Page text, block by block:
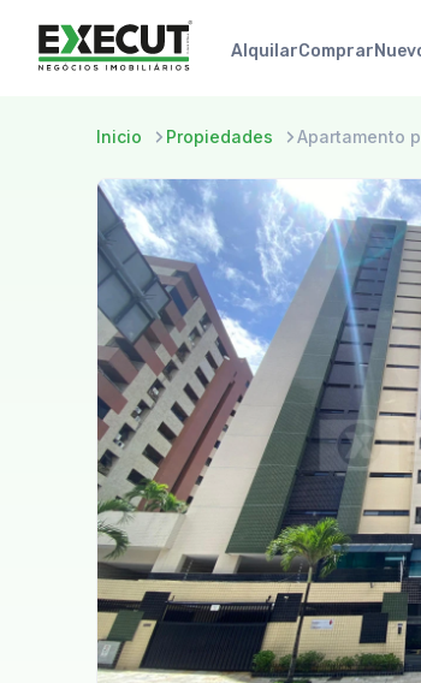
AlquilarComprar
Inicio Propiedades Apartamento